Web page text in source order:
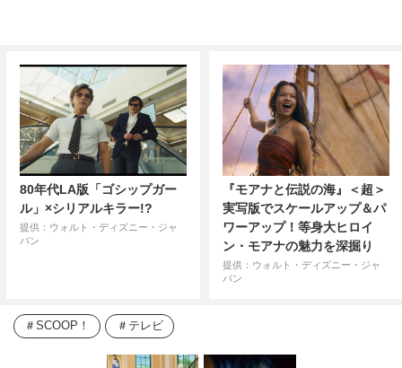
80年代LA版「ゴシップガー
ル」×シリアルキラー!?
提供：ウォルト・ディズニー・ジャ
パン
『モアナと伝説の海』＜超＞
実写版でスケールアップ＆パ
ワーアップ！等身大ヒロイ
ン・モアナの魅力を深掘り
提供：ウォルト・ディズニー・ジャ
パン
SCOOP！ テレビ